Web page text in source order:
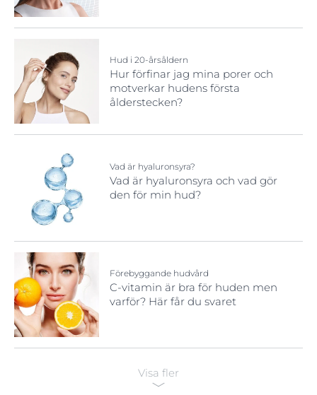
Hud i 20-årsåldern
Hur förfinar jag mina porer och
motverkar hudens första
ålderstecken?
Vad är hyaluronsyra?
Vad är hyaluronsyra och vad gör
den för min hud?
Förebyggande hudvård
C-vitamin är bra för huden men
varför? Här får du svaret
Visa fler